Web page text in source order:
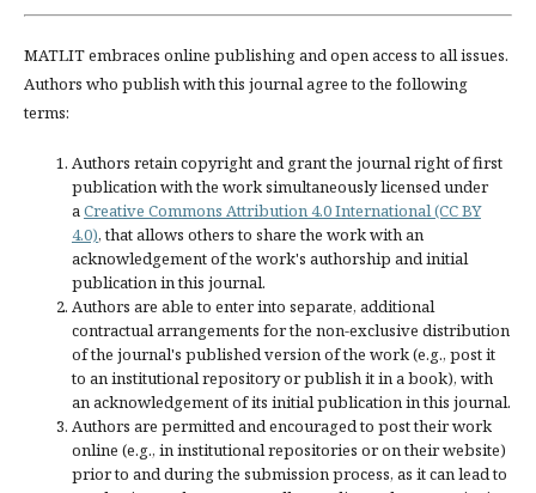
MATLIT embraces online publishing and open access to all issues.
Authors who publish with this journal agree to the following
terms:
Authors retain copyright and grant the journal right of first
publication with the work simultaneously licensed under
aCreative Commons Attribution 4.0 International (CC BY
4.0), that allows others to share the work with an
acknowledgement of the work's authorship and initial
publication in this journal.
Authors are able to enter into separate, additional
contractual arrangements for the non-exclusive distribution
of the journal's published version of the work (e.g., post it
to an institutional repository or publish it in a book), with
an acknowledgement of its initial publication in this journal.
Authors are permitted and encouraged to post their work
online (e.g., in institutional repositories or on their website)
prior to and during the submission process, as it can lead to